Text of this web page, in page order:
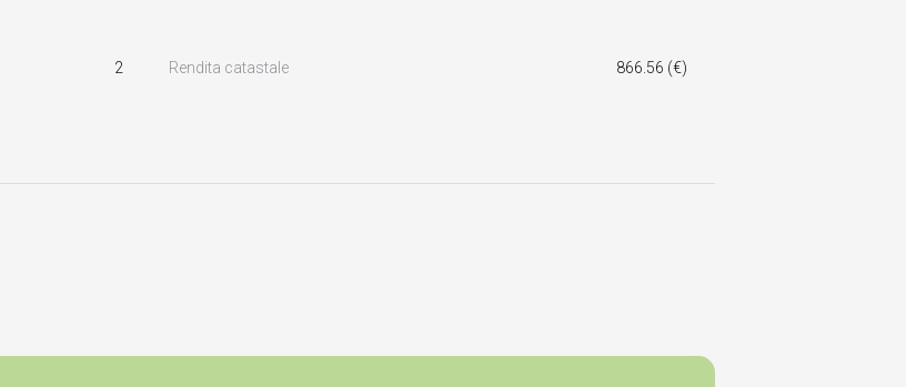
2 Rendita catastale 866.56 (€)